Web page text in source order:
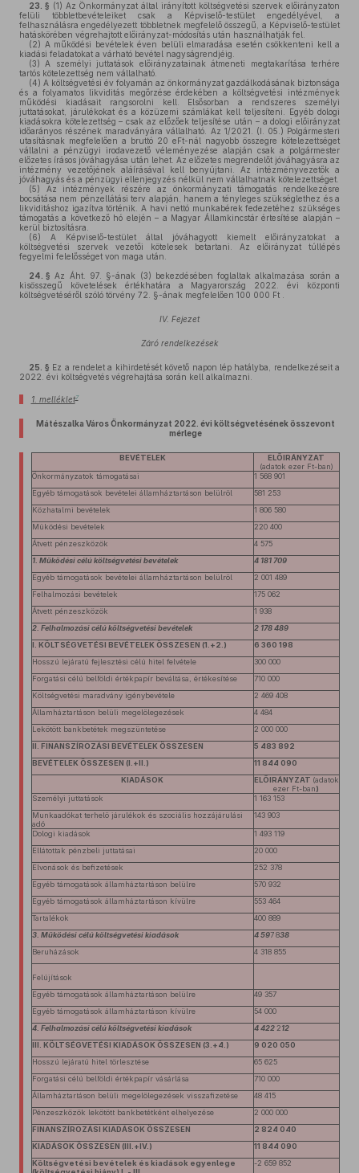
23. § (1) Az Önkormányzat által irányított költségvetési szervek előirányzaton
felüli többletbevételeiket csak a Képviselő-testület engedélyével, a
felhasználásra engedélyezett többletnek megfelelő összegű, a Képviselő-testület
hatáskörében végrehajtott előirányzat-módosítás után használhatják fel.
(2) A működési bevételek éven belüli elmaradása esetén csökkenteni kell a
kiadási feladatokat a várható bevétel nagyságrendjéig.
(3) A személyi juttatások előirányzatainak átmeneti megtakarítása terhére
tartós kötelezettség nem vállalható.
(4) A költségvetési év folyamán az önkormányzat gazdálkodásának biztonsága
és a folyamatos likviditás megőrzése érdekében a költségvetési intézmények
működési kiadásait rangsorolni kell. Elsősorban a rendszeres személyi
juttatásokat, járulékokat és a közüzemi számlákat kell teljesíteni. Egyéb dologi
kiadásokra kötelezettség – csak az előzőek teljesítése után – a dologi előirányzat
időarányos részének maradványára vállalható. Az 1/2021. (I. 05.) Polgármesteri
utasításnak megfelelően a bruttó 20 eFt-nál nagyobb összegre kötelezettséget
vállalni a pénzügyi irodavezető véleményezése alapján csak a polgármester
előzetes írásos jóváhagyása után lehet. Az előzetes megrendelőt jóváhagyásra az
intézmény vezetőjének aláírásával kell benyújtani. Az intézményvezetők a
jóváhagyás és a pénzügyi ellenjegyzés nélkül nem vállalhatnak kötelezettséget.
(5) Az intézmények részére az önkormányzati támogatás rendelkezésre
bocsátása nem pénzellátási terv alapján, hanem a tényleges szükséglethez és a
likviditáshoz igazítva történik. A havi nettó munkabérek fedezetéhez szükséges
támogatás a következő hó elején – a Magyar Államkincstár értesítése alapján –
kerül biztosításra.
(6) A Képviselő-testület által jóváhagyott kiemelt előirányzatokat a
költségvetési szervek vezetői kötelesek betartani. Az előirányzat túllépés
fegyelmi felelősséget von maga után.
24. § Az Áht. 97. §-ának (3) bekezdésében foglaltak alkalmazása során a
kisösszegű követelések értékhatára a Magyarország 2022. évi központi
költségvetéséről szóló törvény 72. §-ának megfelelően 100 000 Ft .
IV. Fejezet
Záró rendelkezések
25. § Ez a rendelet a kihirdetését követő napon lép hatályba, rendelkezéseit a
2022. évi költségvetés végrehajtása során kell alkalmazni.
1. melléklet7
Mátészalka Város Önkormányzat 2022. évi költségvetésének összevont
mérlege
BEVÉTELEK
ELŐIRÁNYZAT
(adatok ezer Ft-ban)
Önkormányzatok támogatásai
1 568 901
Egyéb támogatások bevételei államháztartáson belülről
581 253
Közhatalmi bevételek
1 806 580
Működési bevételek
220 400
Átvett pénzeszközök
4 575
1. Működési célú költségvetési bevételek
4 181 709
Egyéb támogatások bevételei államháztartáson belülről
2 001 489
Felhalmozási bevételek
175 062
Átvett pénzeszközök
1 938
2. Felhalmozási célú költségvetési bevételek
2 178 489
I. KÖLTSÉGVETÉSI BEVÉTELEK ÖSSZESEN (1.+2.)
6 360 198
Hosszú lejáratú fejlesztési célú hitel felvétele
300 000
Forgatási célú belföldi értékpapír beváltása, értékesítése
710 000
Költségvetési maradvány igénybevétele
2 469 408
Államháztartáson belüli megelőlegezések
4 484
Lekötött bankbetétek megszüntetése
2 000 000
II. FINANSZÍROZÁSI BEVÉTELEK ÖSSZESEN
5 483 892
BEVÉTELEK ÖSSZESEN (I.+II.)
11 844 090
KIADÁSOK
ELŐIRÁNYZAT (adatok
ezer Ft-ban)
Személyi juttatások
1 163 153
Munkaadókat terhelő járulékok és szociális hozzájárulási
adó
143 903
Dologi kiadások
1 493 119
Ellátottak pénzbeli juttatásai
20 000
Elvonások és befizetések
252 378
Egyéb támogatások államháztartáson belülre
570 932
Egyéb támogatások államháztartáson kívülre
553 464
Tartalékok
400 889
3. Működési célú költségvetési kiadások
4 597 838
Beruházások
4 318 855
Felújítások
Egyéb támogatások államháztartáson belülre
49 357
Egyéb támogatások államháztartáson kívülre
54 000
4. Felhalmozási célú költségvetési kiadások
4 422212
III. KÖLTSÉGVETÉSI KIADÁSOK ÖSSZESEN (3.+4.)
9 020 050
Hosszú lejáratú hitel törlesztése
65 625
Forgatási célú belföldi értékpapír vásárlása
710 000
Államháztartáson belüli megelőlegezések visszafizetése
48 415
Pénzeszközök lekötött bankbetétként elhelyezése
2 000 000
FINANSZÍROZÁSI KIADÁSOK ÖSSZESEN
2 824 040
KIADÁSOK ÖSSZESEN (III.+IV.)
11 844 090
Költségvetési bevételek és kiadások egyenlege
-2 659 852